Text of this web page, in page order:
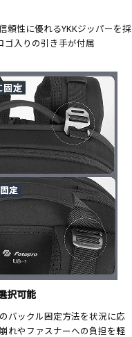
頼性に優れるYKKジッパーを採
ゴ入りの引き手が付属
択可能
バックル固定方法を状況に応
れやファスナーへの負担を軽